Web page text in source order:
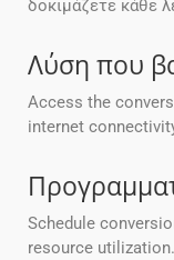
δοκιμάζετε κάθε
Λύση που
Access the
internet
Schedule
resource utilization.